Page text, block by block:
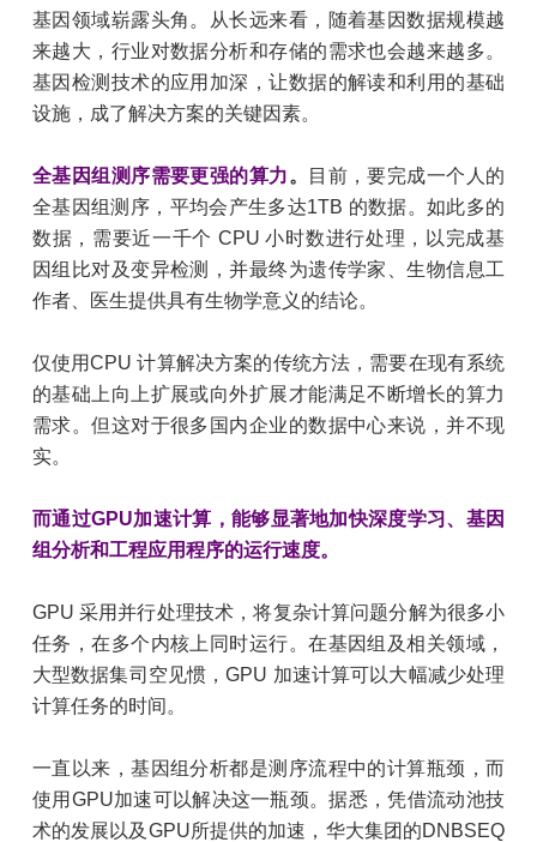
基因领域崭露头角。从长远来看，随着基因数据规模越
来越大，行业对数据分析和存储的需求也会越来越多。
基因检测技术的应用加深，让数据的解读和利用的基础
设施，成了解决方案的关键因素。
全基因组测序需要更强的算力。
目前，要完成一个人的
全基因组测序，平均会产生多达1TB 的数据。如此多的
数据，需要近一千个 CPU 小时数进行处理，以完成基
因组比对及变异检测，并最终为遗传学家、生物信息工
作者、医生提供具有生物学意义的结论。
仅使用CPU 计算解决方案的传统方法，需要在现有系统
的基础上向上扩展或向外扩展才能满足不断增长的算力
需求。但这对于很多国内企业的数据中心来说，并不现
实。
而通过GPU加速计算，能够显著地加快深度学习、基因
组分析和工程应用程序的运行速度。
GPU 采用并行处理技术，将复杂计算问题分解为很多小
任务，在多个内核上同时运行。在基因组及相关领域，
大型数据集司空见惯，GPU 加速计算可以大幅减少处理
计算任务的时间。
一直以来，基因组分析都是测序流程中的计算瓶颈，而
使用GPU加速可以解决这一瓶颈。据悉，凭借流动池技
术的发展以及GPU所提供的加速，华大集团的DNBSEQ